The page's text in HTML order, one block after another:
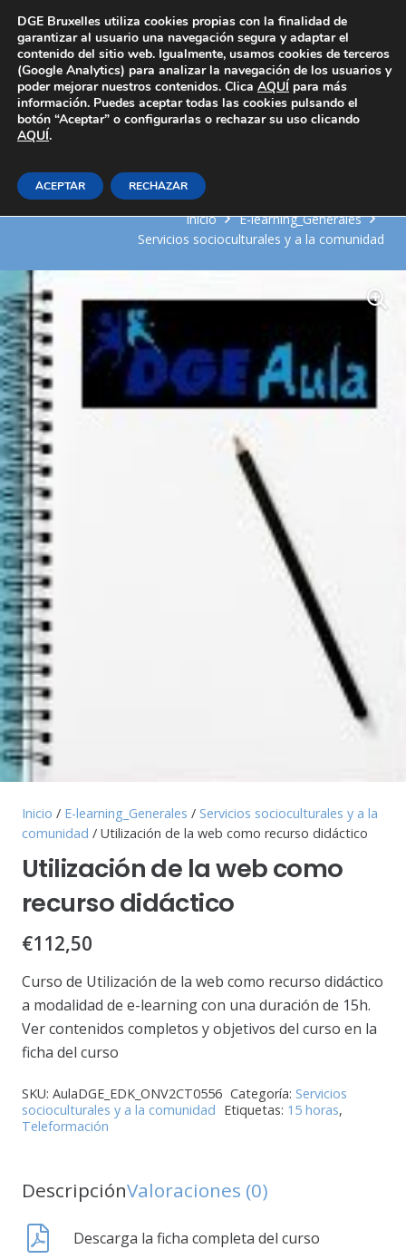
Área Privada
Utilización de la web como
recurso didáctico
Inicio
E-learning_Generales
Servicios socioculturales y a la comunidad
Inicio / E-learning_Generales / Servicios socioculturales y a la
comunidad / Utilización de la web como recurso didáctico
Utilización de la web como
recurso didáctico
€112,50
Curso de Utilización de la web como recurso didáctico
a modalidad de e-learning con una duración de 15h.
Ver contenidos completos y objetivos del curso en la
ficha del curso
SKU: AulaDGE_EDK_ONV2CT0556 Categoría: Servicios
socioculturales y a la comunidad Etiquetas: 15 horas,
Teleformación
DescripciónValoraciones (0)
Descarga la ficha completa del curso
DGE Bruxelles utiliza cookies propias con la finalidad de
garantizar al usuario una navegación segura y adaptar el
contenido del sitio web. Igualmente, usamos cookies de terceros
(Google Analytics) para analizar la navegación de los usuarios y
poder mejorar nuestros contenidos. Clica AQUÍ para más
información. Puedes aceptar todas las cookies pulsando el
botón “Aceptar” o configurarlas o rechazar su uso clicando
AQUÍ.
ACEPTAR RECHAZAR